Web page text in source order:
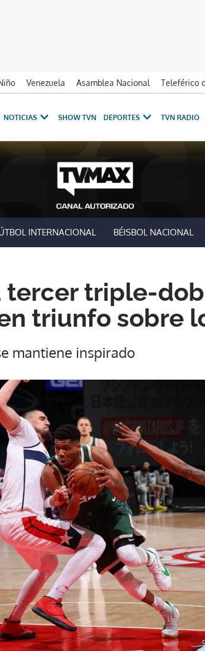
Venezuela Asamblea Nacional Teleférico
NOTICIAS SHOW TVN DEPORTES TVN RADIO
INTERNACIONAL BÉISBOL NACIONAL
tercer triple-
triunfo sobre
mantiene inspirado